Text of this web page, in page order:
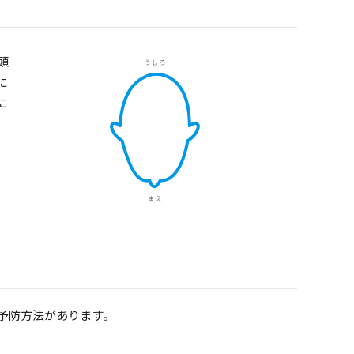
方法があります。